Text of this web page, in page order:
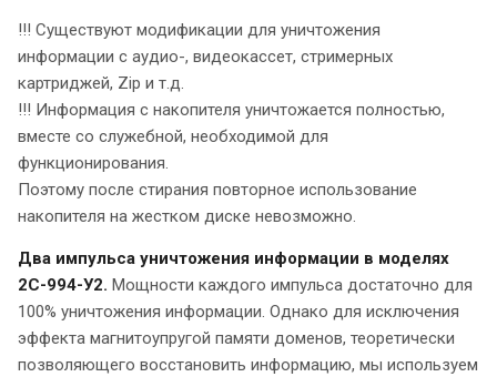
!!! Существуют модификации для уничтожения
информации с аудио-, видеокассет, стримерных
картриджей, Zip и т.д.
!!! Информация с накопителя уничтожается полностью,
вместе со служебной, необходимой для
функционирования.
Поэтому после стирания повторное использование
накопителя на жестком диске невозможно.
Два импульса уничтожения информации в моделях
2С-994-У2. Мощности каждого импульса достаточно для
100% уничтожения информации. Однако для исключения
эффекта магнитоупругой памяти доменов, теоретически
позволяющего восстановить информацию, мы используем